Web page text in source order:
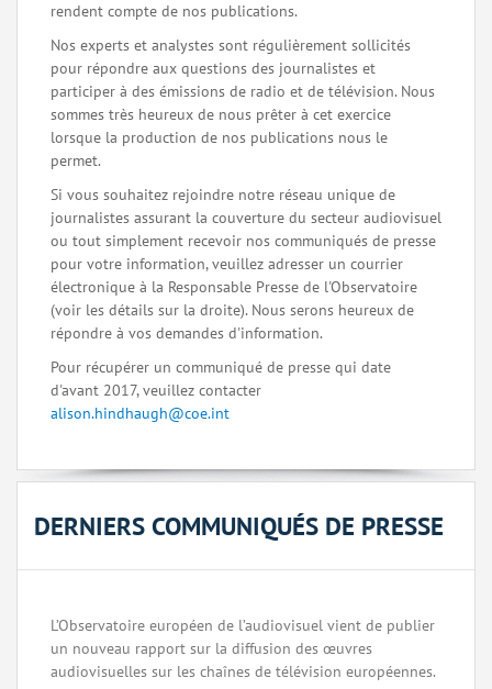
rendent compte de nos publications.
Nos experts et analystes sont régulièrement sollicités
pour répondre aux questions des journalistes et
participer à des émissions de radio et de télévision. Nous
sommes très heureux de nous prêter à cet exercice
lorsque la production de nos publications nous le
permet.
Si vous souhaitez rejoindre notre réseau unique de
journalistes assurant la couverture du secteur audiovisuel
ou tout simplement recevoir nos communiqués de presse
pour votre information, veuillez adresser un courrier
électronique à la Responsable Presse de l'Observatoire
(voir les détails sur la droite). Nous serons heureux de
répondre à vos demandes d'information.
Pour récupérer un communiqué de presse qui date
d'avant 2017, veuillez contacter
alison.hindhaugh@coe.int
DERNIERS COMMUNIQUÉS DE PRESSE
L’Observatoire européen de l’audiovisuel vient de publier
un nouveau rapport sur la diffusion des œuvres
audiovisuelles sur les chaînes de télévision européennes.